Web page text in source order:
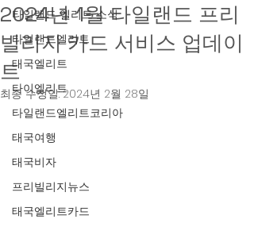
타일랜드 엘리트 소식
타일랜드엘리트
태국엘리트
타이엘리트
타일랜드엘리트코리아
태국여행
태국비자
프리빌리지뉴스
태국엘리트카드
2024년 1월 타일랜드 프리
빌리지 카드 서비스 업데이
트
최종 수정일:2024년 2월 28일